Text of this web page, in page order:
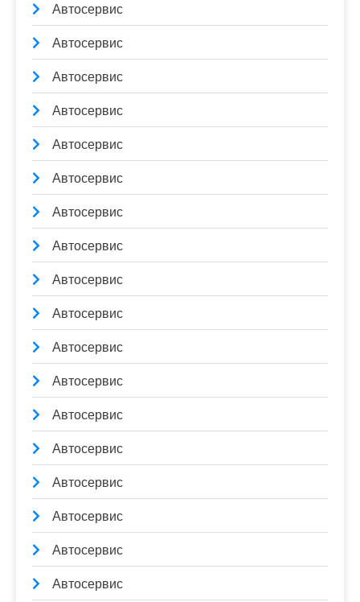
Автосервис
Автосервис
Автосервис
Автосервис
Автосервис
Автосервис
Автосервис
Автосервис
Автосервис
Автосервис
Автосервис
Автосервис
Автосервис
Автосервис
Автосервис
Автосервис
Автосервис
Автосервис